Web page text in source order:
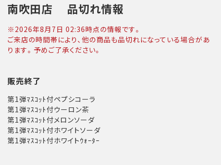
南吹田店 品切れ情報
※ 2026年8月7日 02:36時点の情報です。
ご来店の時間帯により、他の商品も品切れになっている場合があ
ります。予めご了承ください。
販売終了
第1弾ﾏｽｺｯﾄ付ペプシコーラ
第1弾ﾏｽｺｯﾄ付ウーロン茶
第1弾ﾏｽｺｯﾄ付メロンソーダ
第1弾ﾏｽｺｯﾄ付ホワイトソーダ
第1弾ﾏｽｺｯﾄ付ホワイトｳｫｰﾀｰ